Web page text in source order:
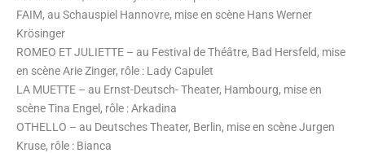
FAIM, au Schauspiel Hannovre, mise en scène Hans Werner
Krösinger
ROMEO ET JULIETTE – au Festival de Théâtre, Bad Hersfeld, mise
en scène Arie Zinger, rôle : Lady Capulet
LA MUETTE – au Ernst-Deutsch- Theater, Hambourg, mise en
scène Tina Engel, rôle : Arkadina
OTHELLO – au Deutsches Theater, Berlin, mise en scène Jurgen
Kruse, rôle : Bianca